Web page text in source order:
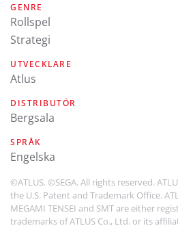
GENRE
Rollspel
Strategi
UTVECKLARE
Atlus
DISTRIBUTÖR
Bergsala
SPRÅK
engelska
©ATLUS. ©SEGA. All rights reserved.
the U.S. Patent and Trademark Office.
MEGAMI TENSEI and SMT are either
trademarks of ATLUS Co., Ltd. or its